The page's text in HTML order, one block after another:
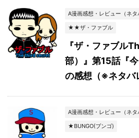
A漫画感想・レビュー（ネタ
★★ザ・ファブル
『ザ・ファブル
部）』第15話『
の感想（※ネタバ
A漫画感想・レビュー（ネタ
★BUNGO(ブンゴ)